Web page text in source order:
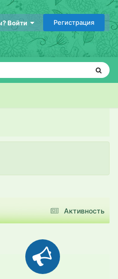
Войти Регистрация
Активность